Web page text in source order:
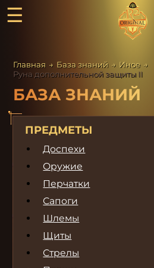
☰
Главная → База знаний → Иное →
Руна дополнительной защиты II
БАЗА ЗНАНИЙ
ПРЕДМЕТЫ
Доспехи
Оружие
Перчатки
Сапоги
Шлемы
Щиты
Стрелы